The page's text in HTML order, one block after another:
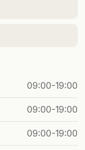
09:00-19:00
09:00-19:00
09:00-19:00